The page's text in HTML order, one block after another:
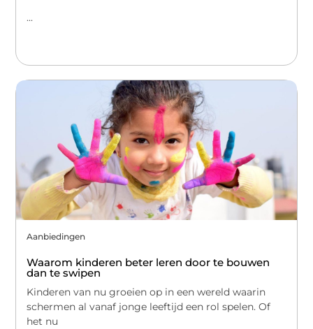
...
Aanbiedingen
Waarom kinderen beter leren door te bouwen
dan te swipen
Kinderen van nu groeien op in een wereld waarin
schermen al vanaf jonge leeftijd een rol spelen. Of
het nu